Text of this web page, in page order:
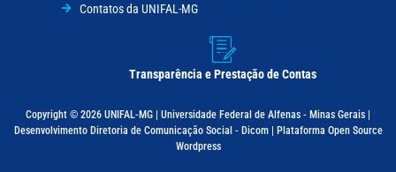
Contatos da UNIFAL-MG
Transparência e Prestação de Contas
Copyright © 2026 UNIFAL-MG | Universidade Federal de Alfenas - Minas Gerais |
Desenvolvimento Diretoria de Comunicação Social - Dicom | Plataforma Open Source
Wordpress